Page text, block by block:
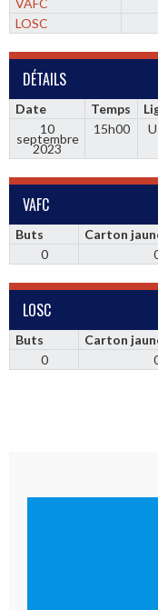
LOSC
DÉTAILS
Date Temps
10
septembre
2023
15h00
VAFC
Buts Carton
0
LOSC
Buts Carton
0